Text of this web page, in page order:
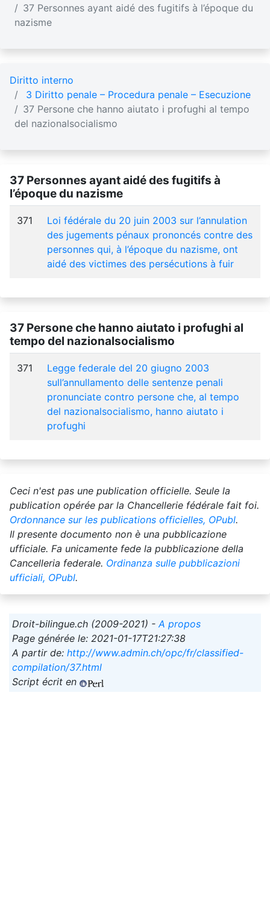
37 Personnes ayant aidé des fugitifs à l’époque du
nazisme
Diritto interno
3 Diritto penale – Procedura penale – Esecuzione
37 Persone che hanno aiutato i profughi al tempo
del nazionalsocialismo
37 Personnes ayant aidé des fugitifs à
l’époque du nazisme
371
Loi fédérale du 20 juin 2003 sur l’annulation
des jugements pénaux prononcés contre des
personnes qui, à l’époque du nazisme, ont
aidé des victimes des persécutions à fuir
37 Persone che hanno aiutato i profughi al
tempo del nazionalsocialismo
371
Legge federale del 20 giugno 2003
sull’annullamento delle sentenze penali
pronunciate contro persone che, al tempo
del nazionalsocialismo, hanno aiutato i
profughi
Ceci n'est pas une publication officielle. Seule la
publication opérée par la Chancellerie fédérale fait foi.
Ordonnance sur les publications officielles, OPubl.
Il presente documento non è una pubblicazione
ufficiale. Fa unicamente fede la pubblicazione della
Cancelleria federale. Ordinanza sulle pubblicazioni
ufficiali, OPubl.
Droit-bilingue.ch (2009-2021) -A propos
Page générée le: 2021-01-17T21:27:38
A partir de: http://www.admin.ch/opc/fr/classified-
compilation/37.html
Script écrit en